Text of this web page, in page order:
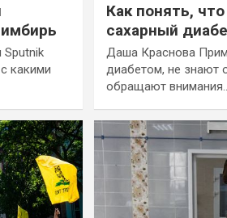
Sputnik
какими
Как понять,
сахарный
Даша Краснова
диабетом, не знают
обращают